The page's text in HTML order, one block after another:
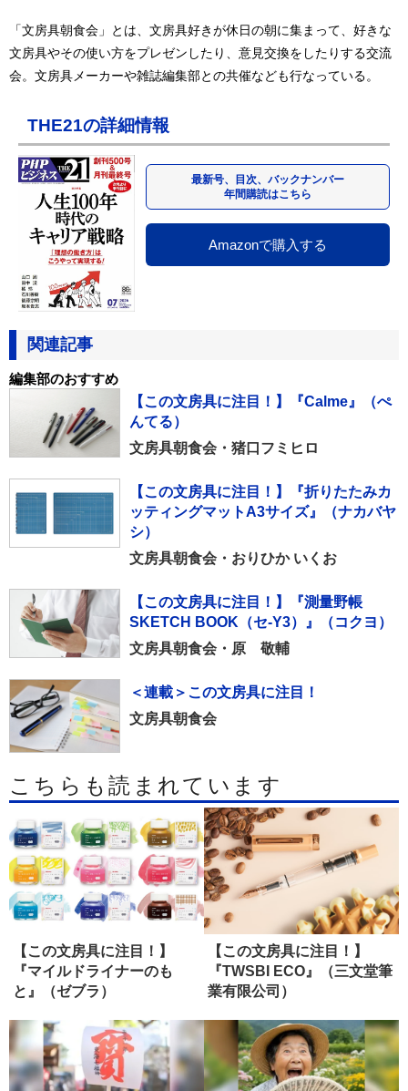
「文房具朝食会」とは、文房具好きが休日の朝に集まって、好きな
文房具やその使い方をプレゼンしたり、意見交換をしたりする交流
会。文房具メーカーや雑誌編集部との共催なども行なっている。
THE21の詳細情報
最新号、目次、バックナンバー
年間購読はこちら
Amazonで購入する
関連記事
編集部のおすすめ
【この文房具に注目！】『Calme』（ぺ
んてる）
文房具朝食会・猪口フミヒロ
【この文房具に注目！】『折りたたみカ
ッティングマットA3サイズ』（ナカバヤ
シ）
文房具朝食会・おりひか いくお
【この文房具に注目！】『測量野帳
SKETCH BOOK（セ-Y3）』（コクヨ）
文房具朝食会・原 敬輔
＜連載＞この文房具に注目！
文房具朝食会
こちらも読まれています
【この文房具に注目！】
『マイルドライナーのも
と』（ゼブラ）
【この文房具に注目！】
『TWSBI ECO』（三文堂筆
業有限公司）